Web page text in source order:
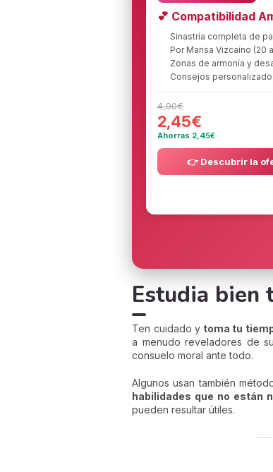
💕 Compatibilidad
Sinastría completa de
Por Marisa Vizcaíno (20
Zonas de armonía y
Consejos
4,90€
2,45€
Ahorras 2,45€
👉 Descubrir la
Estudia bien
Ten cuidado y toma tu
a menudo reveladores de
consuelo moral ante todo.
Algunos usan también
habilidades que no están
pueden resultar útiles.